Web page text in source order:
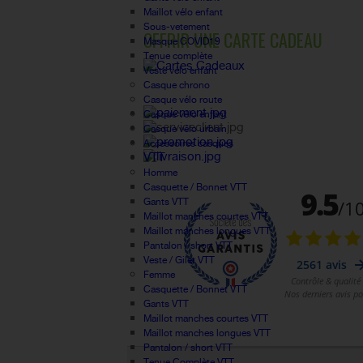
Maillot vélo enfant
Sous-vetement
Masque COVID19
Tenue complète
Veste vélo enfant
Casque chrono
Casque vélo route
Casque vélo enfant
Casque vélo urbain
Accessoires casques
VTT
Homme
Casquette / Bonnet VTT
Gants VTT
Maillot manches courtes VTT
Maillot manches longues VTT
Pantalon / short VTT
Veste / Gilet VTT
Femme
Casquette / Bonnet VTT
Gants VTT
Maillot manches courtes VTT
Maillot manches longues VTT
Pantalon / short VTT
OFFRIR UNE CARTE CADEAU